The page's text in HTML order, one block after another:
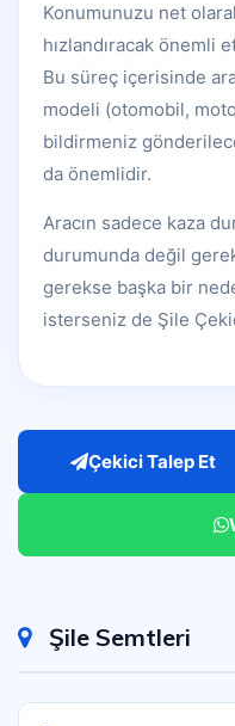
Konumunuzu net
hızlandıracak önemli
Bu süreç içerisinde
modeli (otomobil,
bildirmeniz
da önemlidir.
Aracın sadece kaza
durumunda değil gerek
gerekse başka bir
isterseniz de Şile
Çekici Talep Et
Şile Semtleri